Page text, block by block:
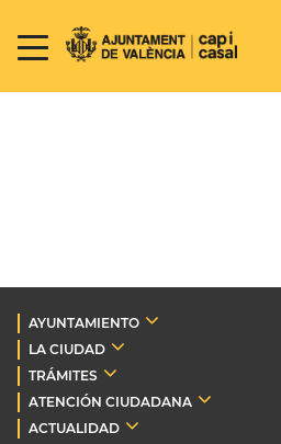
AYUNTAMIENTO
LA CIUDAD
TRÁMITES
ATENCIÓN CIUDADANA
ACTUALIDAD